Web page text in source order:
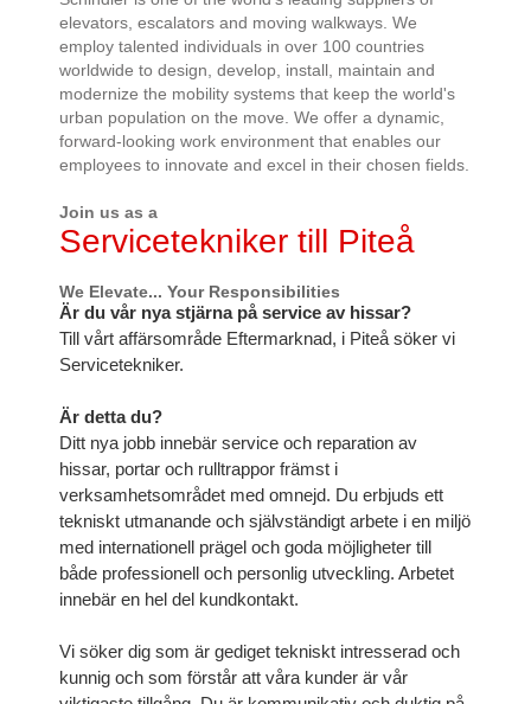
elevators, escalators and moving walkways. We
employ talented individuals in over 100 countries
worldwide to design, develop, install, maintain and
modernize the mobility systems that keep the world's
urban population on the move. We offer a dynamic,
forward-looking work environment that enables our
employees to innovate and excel in their chosen fields.
Join us as a
Servicetekniker till Piteå
We Elevate... Your Responsibilities
Är du vår nya stjärna på service av hissar?
Till vårt affärsområde Eftermarknad, i Piteå söker vi
Servicetekniker.
Är detta du?
Ditt nya jobb innebär service och reparation av
hissar, portar och rulltrappor främst i
verksamhetsområdet med omnejd. Du erbjuds ett
tekniskt utmanande och självständigt arbete i en miljö
med internationell prägel och goda möjligheter till
både professionell och personlig utveckling. Arbetet
innebär en hel del kundkontakt.
Vi söker dig som är gediget tekniskt intresserad och
kunnig och som förstår att våra kunder är vår